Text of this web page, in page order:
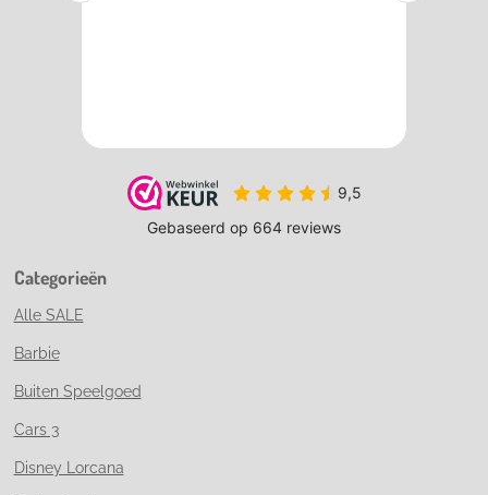
Categorieën
Alle SALE
Barbie
Buiten Speelgoed
Cars 3
Disney Lorcana